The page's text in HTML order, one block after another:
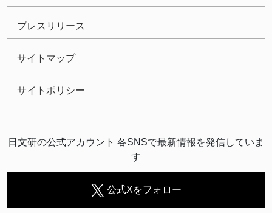
プレスリリース
サイトマップ
サイトポリシー
日文研の公式アカウント 各SNSで最新情報を発信していま
す
公式Xをフォロー